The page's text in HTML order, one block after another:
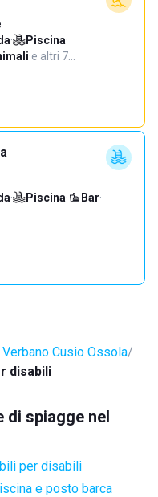
· Piscina·
·e altri 7…
· Piscina· Bar·
Cusio Ossola
disabili
di spiagge nel
per disabili
e posto barca